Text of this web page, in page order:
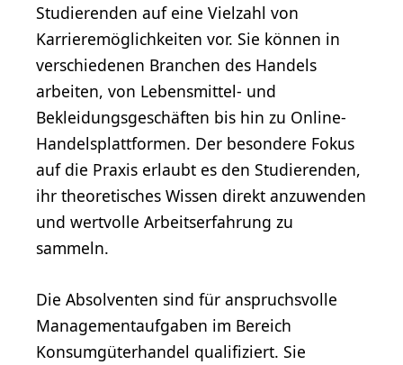
Studierenden auf eine Vielzahl von
Karrieremöglichkeiten vor. Sie können in
verschiedenen Branchen des Handels
arbeiten, von Lebensmittel- und
Bekleidungsgeschäften bis hin zu Online-
Handelsplattformen. Der besondere Fokus
auf die Praxis erlaubt es den Studierenden,
ihr theoretisches Wissen direkt anzuwenden
und wertvolle Arbeitserfahrung zu
sammeln.
Die Absolventen sind für anspruchsvolle
Managementaufgaben im Bereich
Konsumgüterhandel qualifiziert. Sie